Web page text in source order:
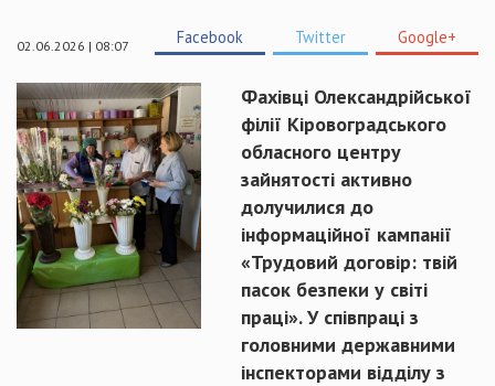
02.06.2026 | 08:07 Facebook Twitter Google+
Фахівці Олександрійської
філії Кіровоградського
обласного центру
зайнятості активно
долучилися до
інформаційної кампанії
«Трудовий договір: твій
пасок безпеки у світі
праці». У співпраці з
головними державними
інспекторами відділу з